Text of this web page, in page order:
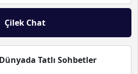
Çilek Chat
Tatlı Sohbetler